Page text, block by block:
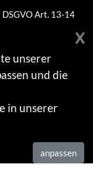
DSGVO Art. 13-14
X
unserer
und die
in unserer
anpassen